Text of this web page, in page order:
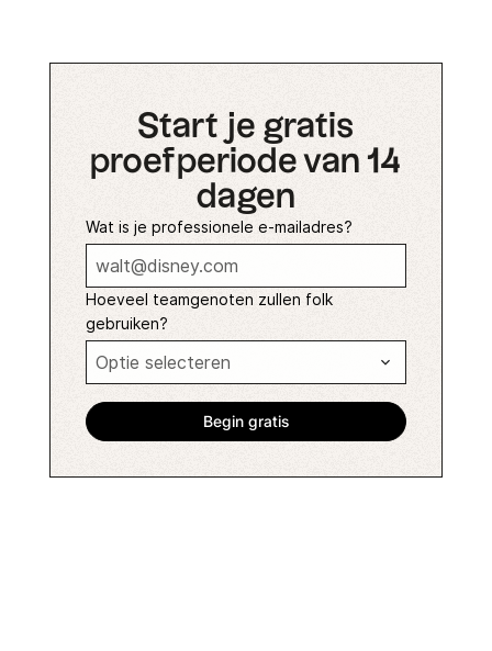
Start je gratis
proefperiode van 14
dagen
Wat is je professionele e-mailadres?
Hoeveel teamgenoten zullen folk
gebruiken?